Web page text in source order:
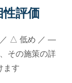
評価
△ 低め ／ —
その施策の詳
ます